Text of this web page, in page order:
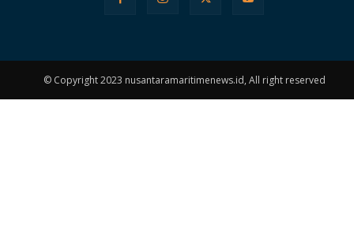
© Copyright 2023 nusantaramaritimenews.id, All right reserved